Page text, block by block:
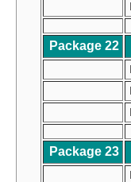
Package 22
Package 23